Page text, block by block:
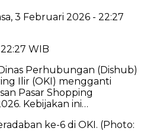
3 Februari 2026 - 22:27
WIB
Perhubungan (Dishub)
Ilir (OKI) mengganti
Pasar Shopping
Kebijakan ini…